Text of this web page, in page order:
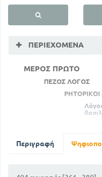
ΠΕΡΙΕΧΌΜΕΝΑ
ΜΕΡΟΣ ΠΡΩΤΟ
ΠΕΖΟΣ ΛΟΓΟΣ
ΡΗΤΟΡΙΚΟΙ
Μελά
Περιγραφή